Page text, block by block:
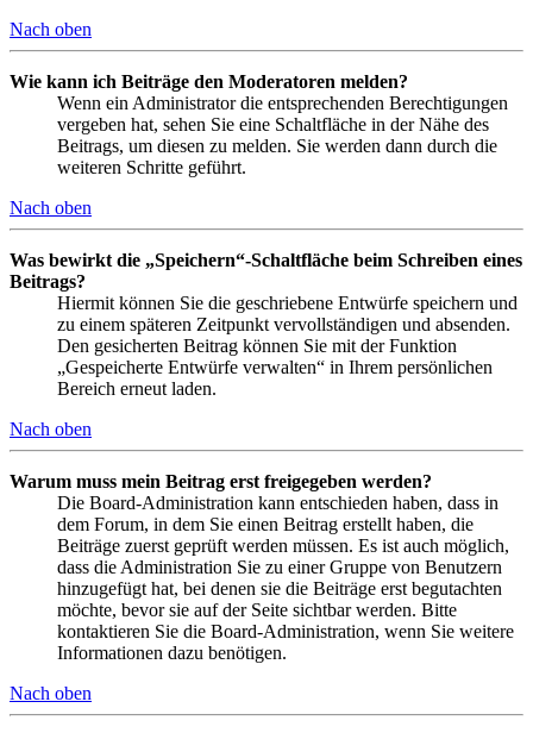
Nach oben
Wie kann ich Beiträge den Moderatoren melden?
Wenn ein Administrator die entsprechenden Berechtigungen
vergeben hat, sehen Sie eine Schaltfläche in der Nähe des
Beitrags, um diesen zu melden. Sie werden dann durch die
weiteren Schritte geführt.
Nach oben
Was bewirkt die „Speichern“-Schaltfläche beim Schreiben eines
Beitrags?
Hiermit können Sie die geschriebene Entwürfe speichern und
zu einem späteren Zeitpunkt vervollständigen und absenden.
Den gesicherten Beitrag können Sie mit der Funktion
„Gespeicherte Entwürfe verwalten“ in Ihrem persönlichen
Bereich erneut laden.
Nach oben
Warum muss mein Beitrag erst freigegeben werden?
Die Board-Administration kann entschieden haben, dass in
dem Forum, in dem Sie einen Beitrag erstellt haben, die
Beiträge zuerst geprüft werden müssen. Es ist auch möglich,
dass die Administration Sie zu einer Gruppe von Benutzern
hinzugefügt hat, bei denen sie die Beiträge erst begutachten
möchte, bevor sie auf der Seite sichtbar werden. Bitte
kontaktieren Sie die Board-Administration, wenn Sie weitere
Informationen dazu benötigen.
Nach oben